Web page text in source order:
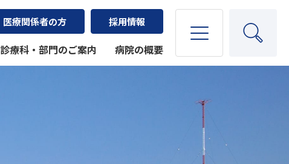
医療関係者の方 採用情報
診療科・部門のご案内 病院の概要